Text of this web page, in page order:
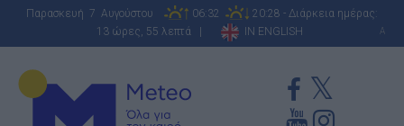
Παρασκευή 7 Αυγούστου 06:32
20:28 - Διάρκεια ημέρας:
13 ώρες, 55 λεπτά |
IN ENGLISH A